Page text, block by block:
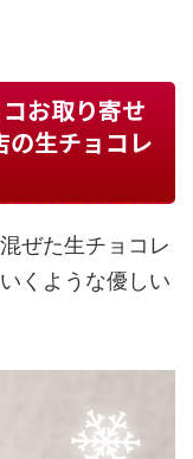
お取り寄せ
の生チョコレ
ぜた生チョコレ
くような優しい